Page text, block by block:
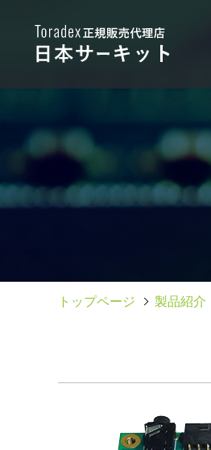
トップページ 製品紹介